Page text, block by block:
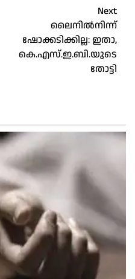
Next
ലൈനിൽനിന്ന്
ഷോക്കടിക്കില്ല: ഇതാ,
കെ.എസ്.ഇ.ബി.യുടെ
തോട്ടി